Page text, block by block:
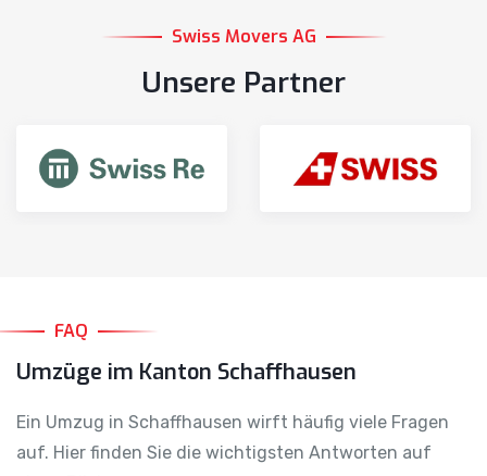
Unsere Partner
auf. Hier finden Sie die wichtigsten Antworten auf
einen Blick.